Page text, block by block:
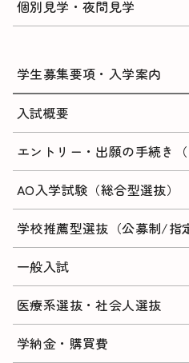
個別見学・夜間見学
学生募集要項・入学案内
入試概要
エントリー・出願の手続き
AO入学試験（総合型選抜）
学校推薦型選抜（公募制/指
一般入試
医療系選抜・社会人選抜
学納金・購買費